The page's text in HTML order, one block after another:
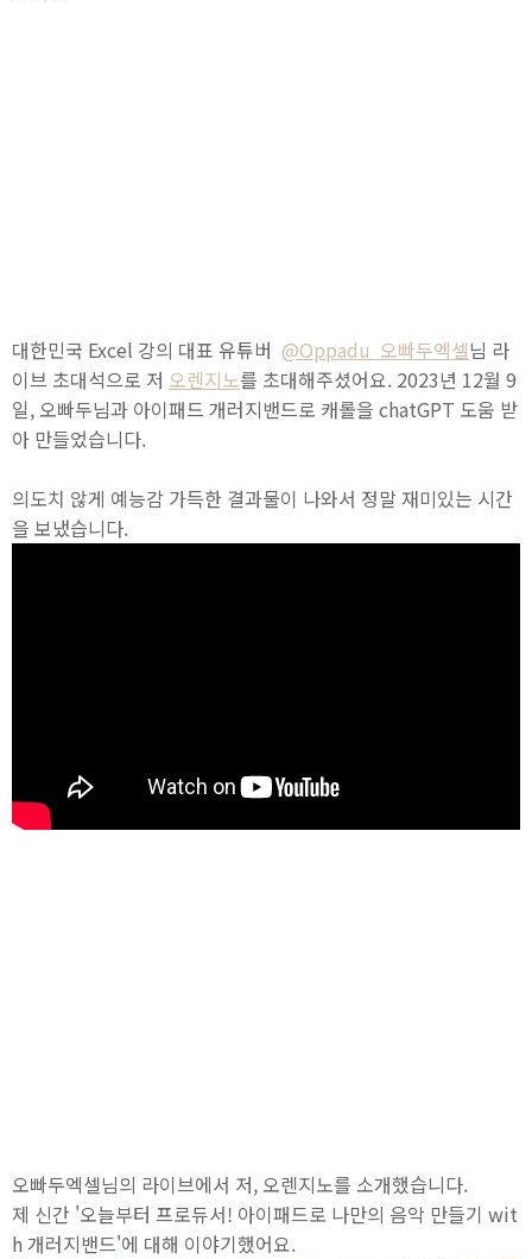
대한민국 Excel 강의 대표 유튜버 @Oppadu 오빠두엑셀님 라
이브 초대석으로 저 오렌지노를 초대해주셨어요. 2023년 12월 9
일, 오빠두님과 아이패드 개러지밴드로 캐롤을 chatGPT 도움 받
아 만들었습니다.
의도치 않게 예능감 가득한 결과물이 나와서 정말 재미있는 시간
을 보냈습니다.
오빠두엑셀님의 라이브에서 저, 오렌지노를 소개했습니다.
제 신간 '오늘부터 프로듀서! 아이패드로 나만의 음악 만들기 wit
h 개러지밴드'에 대해 이야기했어요.